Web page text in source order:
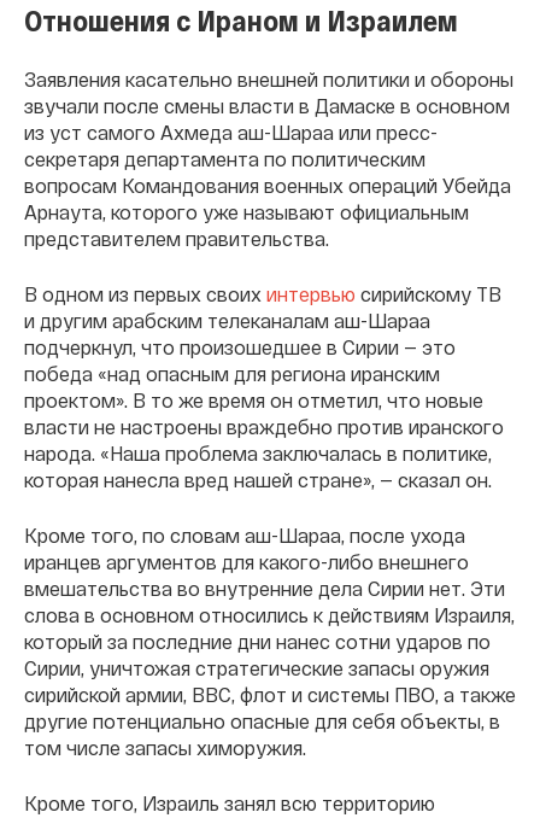
Отношения с Ираном и Израилем
Заявления касательно внешней политики и обороны
звучали после смены власти в Дамаске в основном
из уст самого Ахмеда аш-Шараа или пресс-
секретаря департамента по политическим
вопросам Командования военных операций Убейда
Арнаута, которого уже называют официальным
представителем правительства.
В одном из первых своих интервью сирийскому ТВ
и другим арабским телеканалам аш-Шараа
подчеркнул, что произошедшее в Сирии — это
победа «над опасным для региона иранским
проектом». В то же время он отметил, что новые
власти не настроены враждебно против иранского
народа. «Наша проблема заключалась в политике,
которая нанесла вред нашей стране», — сказал он.
Кроме того, по словам аш-Шараа, после ухода
иранцев аргументов для какого-либо внешнего
вмешательства во внутренние дела Сирии нет. Эти
слова в основном относились к действиям Израиля,
который за последние дни нанес сотни ударов по
Сирии, уничтожая стратегические запасы оружия
сирийской армии, ВВС, флот и системы ПВО, а также
другие потенциально опасные для себя объекты, в
том числе запасы химоружия.
Кроме того, Израиль занял всю территорию